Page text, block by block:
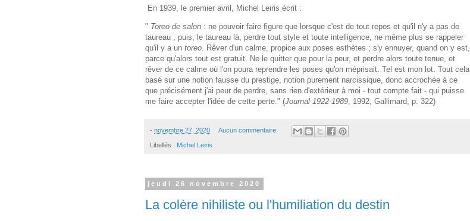
En 1939, le premier avril, Michel Leiris écrit :
" Toreo de salon : ne pouvoir faire figure que lorsque c'est de tout repos et qu'il n'y a pas de
taureau ; puis, le taureau là, perdre tout style et toute intelligence, ne même plus se rappeler
qu'il y a un toreo. Rêver d'un calme, propice aux poses esthètes ; s'y ennuyer, quand on y est,
parce qu'alors tout est gratuit. Ne le quitter que pour la peur, et perdre alors toute tenue, et
rêver de ce calme où l'on poura reprendre les poses qu'on méprisait. Tel est mon lot. Tout cela
basé sur une notion fausse du prestige, notion purement narcissique, donc accrochée à ce
que précisément j'ai peur de perdre, sans rien d'extérieur à moi - tout compte fait - qui puisse
me faire accepter l'idée de cette perte." (Journal 1922-1989, 1992, Gallimard, p. 322)
- novembre 27, 2020 Aucun commentaire:
Libellés : Michel Leiris
jeudi 26 novembre 2020
La colère nihiliste ou l'humiliation du destin